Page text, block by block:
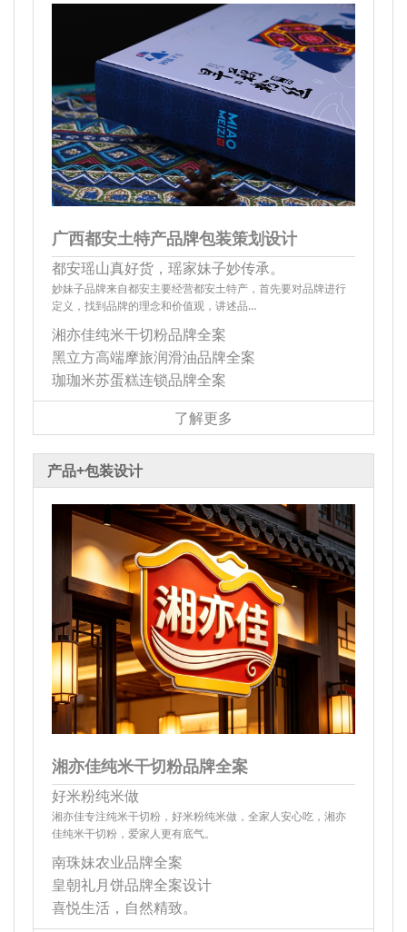
广西都安土特产品牌包装策划设计
都安瑶山真好货，瑶家妹子妙传承。
妙妹子品牌来自都安主要经营都安土特产，首先要对品牌进行
定义，找到品牌的理念和价值观，讲述品…
湘亦佳纯米干切粉品牌全案
黑立方高端摩旅润滑油品牌全案
珈珈米苏蛋糕连锁品牌全案
了解更多
产品+包装设计
湘亦佳纯米干切粉品牌全案
好米粉纯米做
湘亦佳专注纯米干切粉，好米粉纯米做，全家人安心吃，湘亦
佳纯米干切粉，爱家人更有底气。
南珠妹农业品牌全案
皇朝礼月饼品牌全案设计
喜悦生活，自然精致。